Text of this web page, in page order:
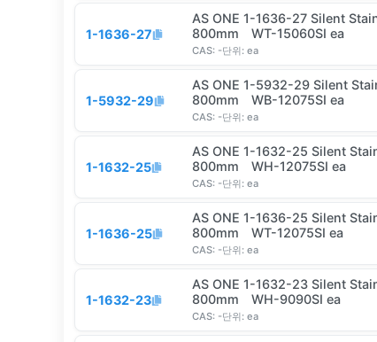
1-1636-27
AS ONE 1-1636-27 Silent
800mm WT-15060SI ea
CAS: -단위: ea
1-5932-29
AS ONE 1-5932-29 Silent
800mm WB-12075SI ea
CAS: -단위: ea
1-1632-25
AS ONE 1-1632-25 Silent
800mm WH-12075SI ea
CAS: -단위: ea
1-1636-25
AS ONE 1-1636-25 Silent
800mm WT-12075SI ea
CAS: -단위: ea
1-1632-23
AS ONE 1-1632-23 Silent
800mm WH-9090SI ea
CAS: -단위: ea